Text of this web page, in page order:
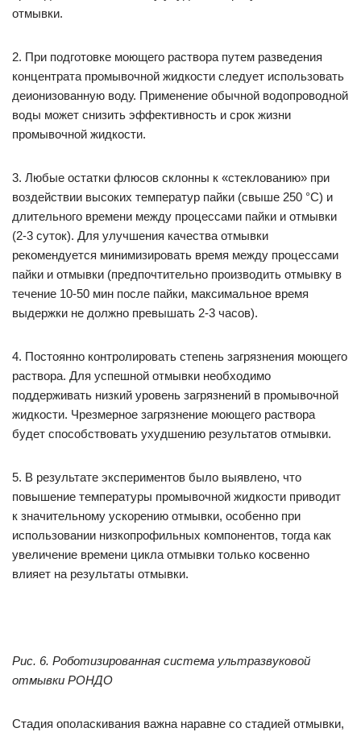
отмывки.
2. При подготовке моющего раствора путем разведения
концентрата промывочной жидкости следует использовать
деионизованную воду. Применение обычной водопроводной
воды может снизить эффективность и срок жизни
промывочной жидкости.
3. Любые остатки флюсов склонны к «стеклованию» при
воздействии высоких температур пайки (свыше 250 °С) и
длительного времени между процессами пайки и отмывки
(2-3 суток). Для улучшения качества отмывки
рекомендуется минимизировать время между процессами
пайки и отмывки (предпочтительно производить отмывку в
течение 10-50 мин после пайки, максимальное время
выдержки не должно превышать 2-3 часов).
4. Постоянно контролировать степень загрязнения моющего
раствора. Для успешной отмывки необходимо
поддерживать низкий уровень загрязнений в промывочной
жидкости. Чрезмерное загрязнение моющего раствора
будет способствовать ухудшению результатов отмывки.
5. В результате экспериментов было выявлено, что
повышение температуры промывочной жидкости приводит
к значительному ускорению отмывки, особенно при
использовании низкопрофильных компонентов, тогда как
увеличение времени цикла отмывки только косвенно
влияет на результаты отмывки.
Рис. 6. Роботизированная система ультразвуковой
отмывки РОНДО
Стадия ополаскивания важна наравне со стадией отмывки,